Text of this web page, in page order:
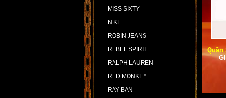
MISS SIXTY
NIKE
ROBIN JEANS
REBEL SPIRIT
RALPH LAUREN
RED MONKEY
RAY BAN
Quần